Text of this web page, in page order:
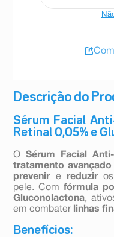
Descrição do
Sérum Facial
Retinal 0,05% e
OSérum Facial
tratamento avançado
prevenire reduzir
pele. Comfórmula
Gluconolactona,
em combater linhas
Benefícios: